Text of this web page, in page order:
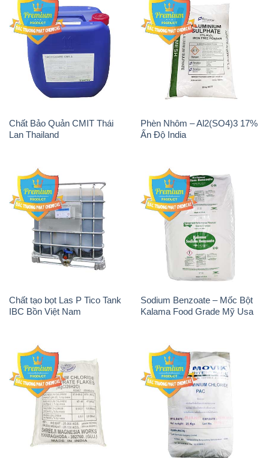
Chất tạo bọt Las P Tico Tank
IBC Bồn Việt Nam
Sodium Benzoate – Mốc Bột
Kalama Food Grade Mỹ Usa
Magie Clorua – MGCL2 Dạng
Vảy Shreeji Magnesia Works
Ấn Độ India
PAC – Polyaluminium
Chloride 31% Thái Lan
Thailand
Tẩy Đường – NA2S2O4
Guangdi Maoming Thùng
Xám Trung Quốc China
Thuốc Tím – KMNO4 Black
Diamond Ấn Độ India